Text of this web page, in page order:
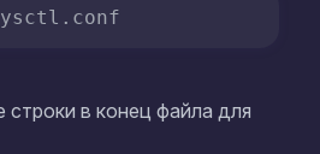
в конец файла для